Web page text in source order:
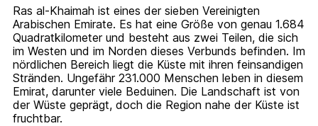
Ras al-Khaimah ist eines der sieben Vereinigten
Arabischen Emirate. Es hat eine Größe von genau 1.684
Quadratkilometer und besteht aus zwei Teilen, die sich
im Westen und im Norden dieses Verbunds befinden. Im
nördlichen Bereich liegt die Küste mit ihren feinsandigen
Stränden. Ungefähr 231.000 Menschen leben in diesem
Emirat, darunter viele Beduinen. Die Landschaft ist von
der Wüste geprägt, doch die Region nahe der Küste ist
fruchtbar.